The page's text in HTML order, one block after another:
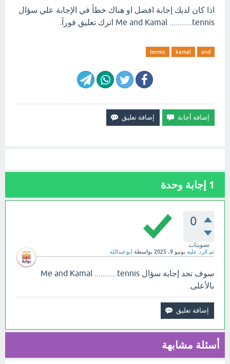
اذا كان لديك إجابة افضل او هناك خطأ في الإجابة علي سؤال
Me and Kamal ...........tennis اترك تعليق فورآ.
and
kamal
tennis
1 إجابة وحدة
0
تصويتات
تم الرد عليه يونيو 9، 2025 بواسطة ابوعبدالله
سوف تجد إجابة سؤال Me and Kamal ...........tennis
بالأعلى.
أسئلة مشابهة